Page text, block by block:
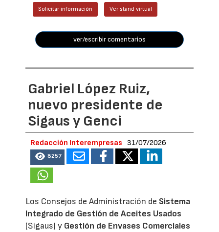
Solicitar información Ver stand virtual
ver/escribir comentarios
Gabriel López Ruiz,
nuevo presidente de
Sigaus y Genci
Redacción Interempresas 31/07/2026
8257
Los Consejos de Administración de Sistema
Integrado de Gestión de Aceites Usados
(Sigaus) y Gestión de Envases Comerciales